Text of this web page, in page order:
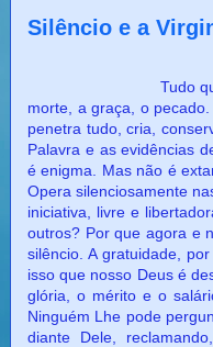
Silêncio e a
Tudo que é
morte, a graça, o
penetra tudo, cria,
Palavra e as evidências
é enigma. Mas não é
Opera silenciosamente
iniciativa, livre e
outros? Por que agora e
silêncio. A gratuidade,
isso que nosso Deus é
glória, o mérito e o
Ninguém Lhe pode
diante Dele,